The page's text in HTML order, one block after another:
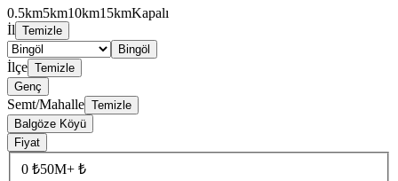
0.5km5km10km15kmKapalı
İl Temizle
Bingöl
İlçe Temizle
Genç
Semt/Mahalle Temizle
Balgöze Köyü
Fiyat
0 ₺50M+ ₺